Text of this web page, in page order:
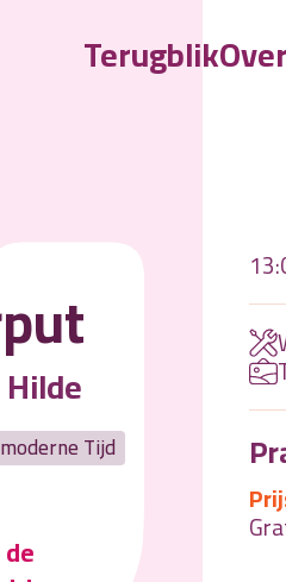
TerugblikOver
Tijd